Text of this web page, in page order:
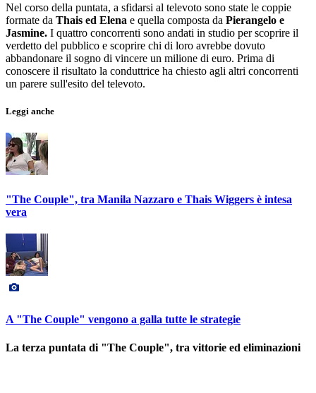
Nel corso della puntata, a sfidarsi al televoto sono state le coppie
formate da Thais ed Elena e quella composta da Pierangelo e
Jasmine. I quattro concorrenti sono andati in studio per scoprire il
verdetto del pubblico e scoprire chi di loro avrebbe dovuto
abbandonare il sogno di vincere un milione di euro. Prima di
conoscere il risultato la conduttrice ha chiesto agli altri concorrenti
un parere sull'esito del televoto.
Leggi anche
"The Couple", tra Manila Nazzaro e Thais Wiggers è intesa
vera
A "The Couple" vengono a galla tutte le strategie
La terza puntata di "The Couple", tra vittorie ed eliminazioni